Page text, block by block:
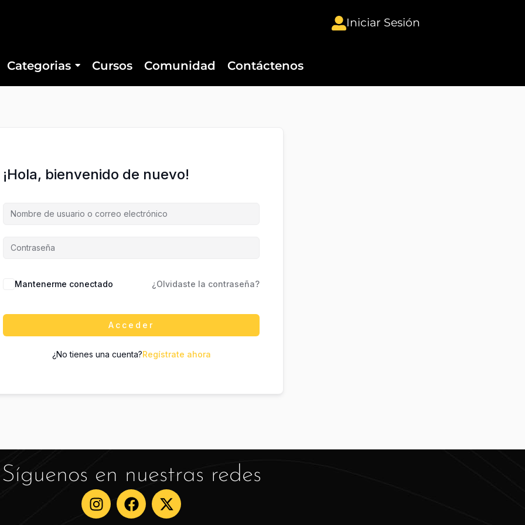
Iniciar Sesión
Categorias Cursos Comunidad Contáctenos
¡Hola, bienvenido de nuevo!
Mantenerme conectado ¿Olvidaste la contraseña?
Acceder
¿No tienes una cuenta?Regístrate ahora
Síguenos en nuestras redes
I
n
F
a
X
-